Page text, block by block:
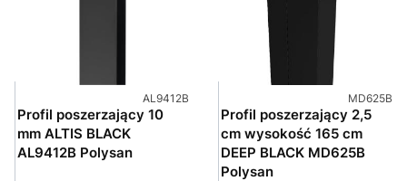
Kod produktu
AL9412B
Profil poszerzający 10
mm ALTIS BLACK
AL9412B Polysan
Kod
MD625B
Profil poszerzający 2,5
cm wysokość 165 cm
DEEP BLACK MD625B
Polysan